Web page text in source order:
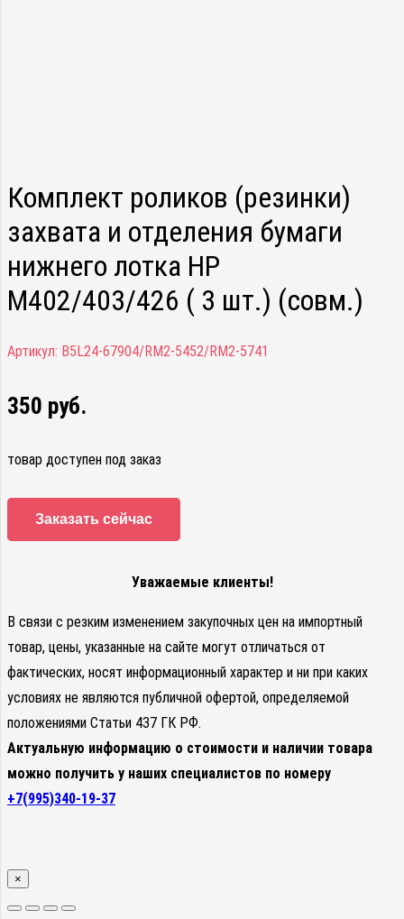
Комплект роликов (резинки)
захвата и отделения бумаги
нижнего лотка HP
M402/403/426 ( 3 шт.) (совм.)
Артикул: B5L24-67904/RM2-5452/RM2-5741
350 руб.
товар доступен под заказ
Заказать сейчас
Уважаемые клиенты!
В связи с резким изменением закупочных цен на импортный
товар, цены, указанные на сайте могут отличаться от
фактических, носят информационный характер и ни при каких
условиях не являются публичной офертой, определяемой
положениями Статьи 437 ГК РФ.
Актуальную информацию о стоимости и наличии товара
можно получить у наших специалистов по номеру
+7(995)340-19-37
×